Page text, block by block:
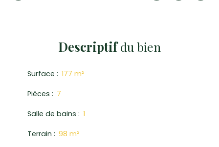
Descriptifdu bien
Surface : 177 m²
Pièces : 7
Salle de bains : 1
Terrain : 98 m²